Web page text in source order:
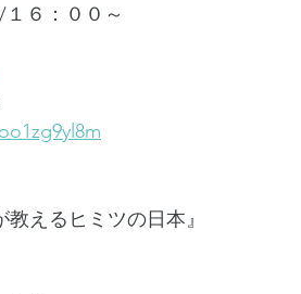
６：００～
えるヒミツの日本』